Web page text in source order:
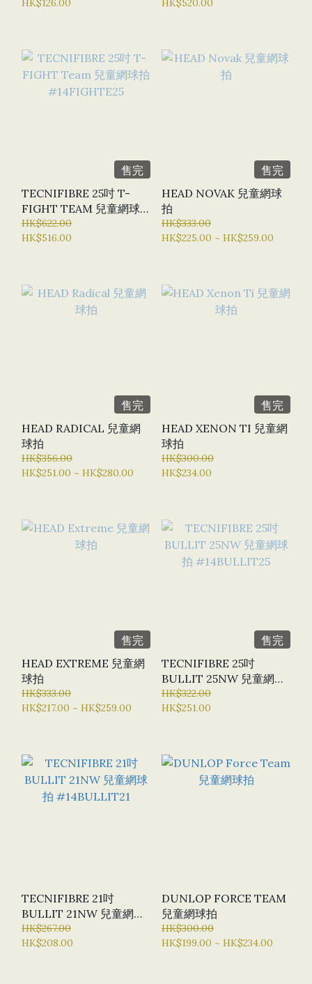
售完
TECNIFIBRE 25吋 T-
FIGHT TEAM 兒童網球
拍 #14FIGHTE25
HK$622.00
HK$516.00
售完
HEAD NOVAK 兒童網球
拍
HK$333.00
HK$225.00 ~ HK$259.00
售完
HEAD RADICAL 兒童網
球拍
HK$356.00
HK$251.00 ~ HK$280.00
售完
HEAD XENON TI 兒童網
球拍
HK$300.00
HK$234.00
售完
HEAD EXTREME 兒童網
球拍
HK$333.00
HK$217.00 ~ HK$259.00
售完
TECNIFIBRE 25吋
BULLIT 25NW 兒童網球
拍 #14BULLIT25
HK$322.00
HK$251.00
TECNIFIBRE 21吋
BULLIT 21NW 兒童網球
拍 #14BULLIT21
HK$267.00
HK$208.00
DUNLOP FORCE TEAM
兒童網球拍
HK$300.00
HK$199.00 ~ HK$234.00